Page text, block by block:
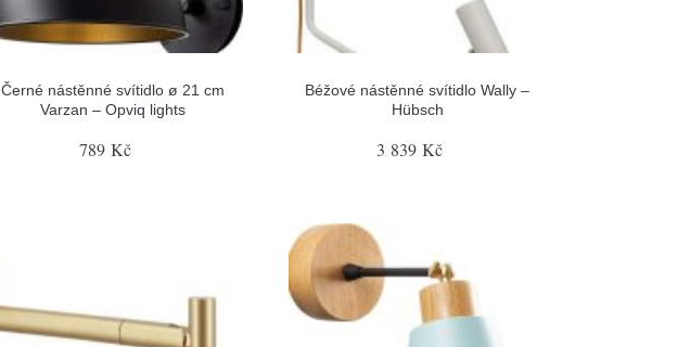
Černé nástěnné svítidlo ø 21 cm
Varzan – Opviq lights
789 Kč
Béžové nástěnné svítidlo Wally –
Hübsch
3 839 Kč